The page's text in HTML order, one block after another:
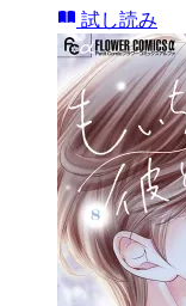
試し読み